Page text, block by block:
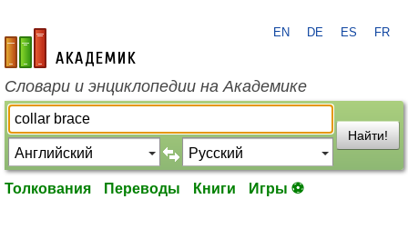
academic.ru
EN DE ES FR
Словари и энциклопедии на Академике
Найти!
Толкования Переводы Книги Игры ⚽